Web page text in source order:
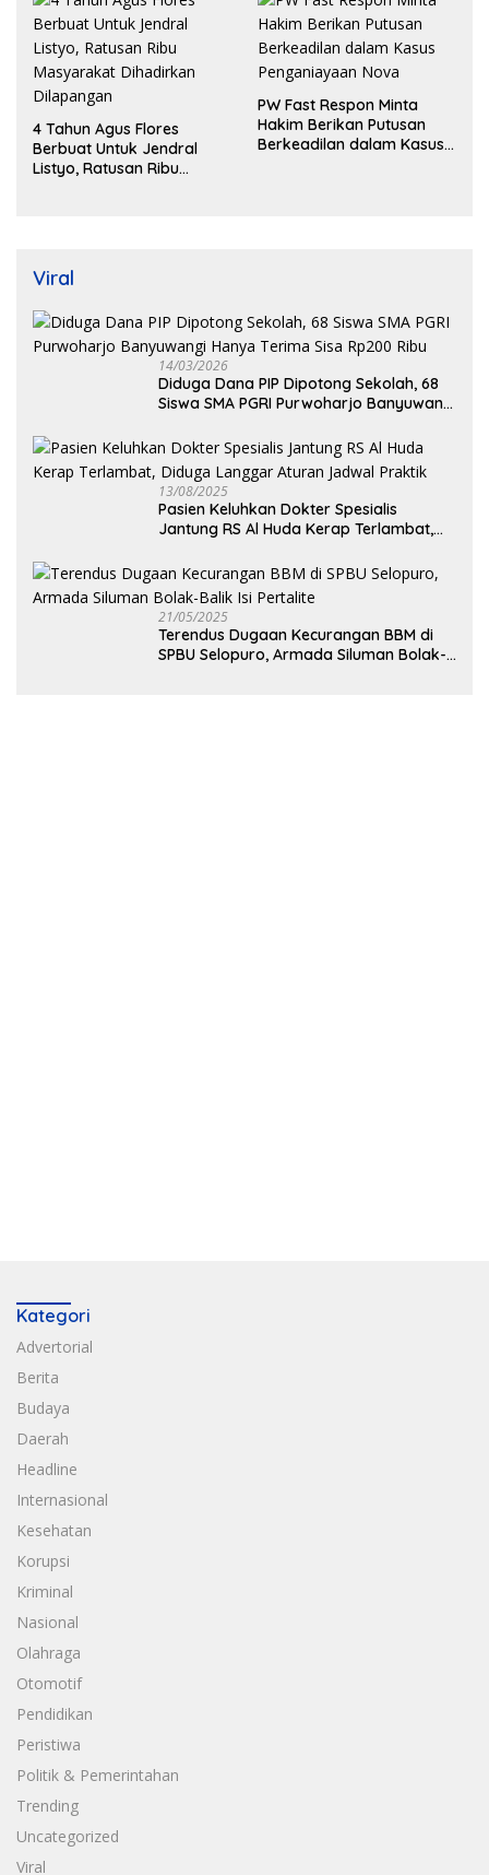
4 Tahun Agus Flores
Berbuat Untuk Jendral
Listyo, Ratusan Ribu
PW Fast Respon Minta
Hakim Berikan Putusan
Berkeadilan dalam Kasus
Viral
14/03/2026
Diduga Dana PIP Dipotong Sekolah, 68
Siswa SMA PGRI Purwoharjo Banyuwangi
13/08/2025
Pasien Keluhkan Dokter Spesialis
Jantung RS Al Huda Kerap Terlambat,
21/05/2025
Terendus Dugaan Kecurangan BBM di
SPBU Selopuro, Armada Siluman Bolak-
Kategori
Advertorial
Berita
Budaya
Daerah
Headline
Internasional
Kesehatan
Korupsi
Kriminal
Nasional
Olahraga
Otomotif
Pendidikan
Peristiwa
Politik & Pemerintahan
Trending
Uncategorized
Viral